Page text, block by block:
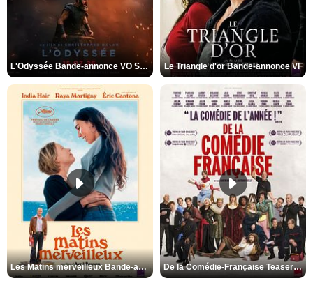
L'Odyssée Bande-annonce VO STFR Le Triangle d'or Bande-annonce VF
Les Matins merveilleux Bande-annonce VF De la Comédie-Française Teaser VF